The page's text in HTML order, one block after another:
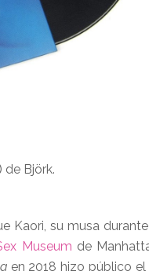
de Björk.
Kaori, su musa
Museum de
en 2018 hizo público el